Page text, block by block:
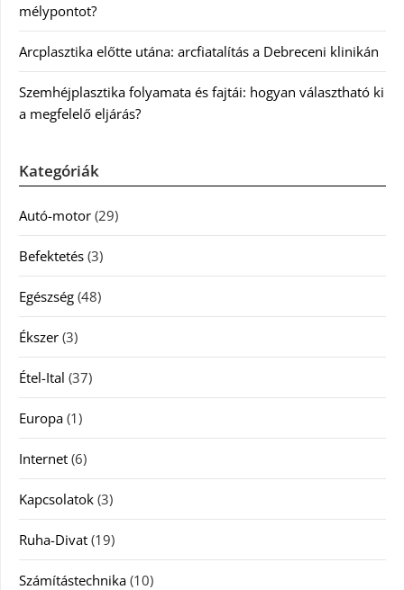
mélypontot?
Arcplasztika előtte utána: arcfiatalítás a Debreceni klinikán
Szemhéjplasztika folyamata és fajtái: hogyan választható ki
a megfelelő eljárás?
Kategóriák
Autó-motor (29)
Befektetés (3)
Egészség (48)
Ékszer (3)
Étel-Ital (37)
Europa (1)
Internet (6)
Kapcsolatok (3)
Ruha-Divat (19)
Számítástechnika (10)